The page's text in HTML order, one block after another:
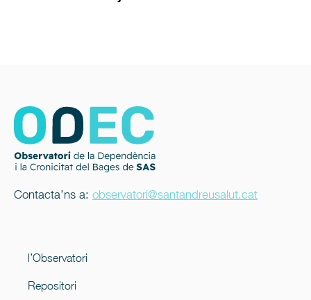
Contacta’ns a: observatori@santandreusalut.cat
l’Observatori
Repositori